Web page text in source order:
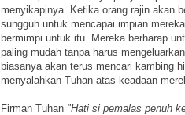
menyikapinya. Ketika orang rajin akan
sungguh untuk mencapai impian
bermimpi untuk itu. Mereka berharap
paling mudah tanpa harus
biasanya akan terus mencari kambing
menyalahkan Tuhan atas keadaan
Firman Tuhan "Hati si pemalas penuh